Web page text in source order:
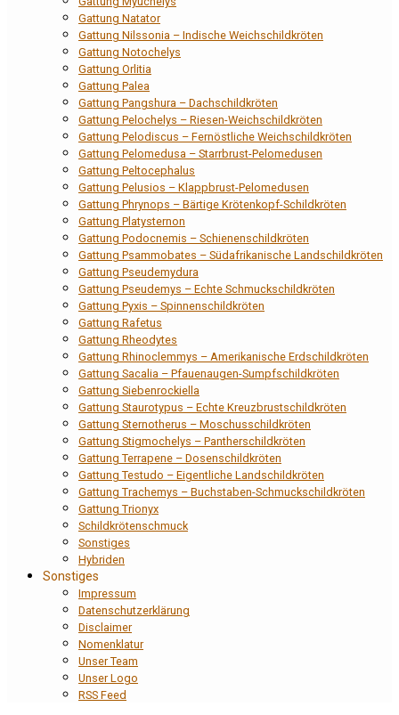
Gattung Natator
Gattung Nilssonia – Indische Weichschildkröten
Gattung Notochelys
Gattung Orlitia
Gattung Palea
Gattung Pangshura – Dachschildkröten
Gattung Pelochelys – Riesen-Weichschildkröten
Gattung Pelodiscus – Fernöstliche Weichschildkröten
Gattung Pelomedusa – Starrbrust-Pelomedusen
Gattung Peltocephalus
Gattung Pelusios – Klappbrust-Pelomedusen
Gattung Phrynops – Bärtige Krötenkopf-Schildkröten
Gattung Platysternon
Gattung Podocnemis – Schienenschildkröten
Gattung Psammobates – Südafrikanische Landschildkröten
Gattung Pseudemydura
Gattung Pseudemys – Echte Schmuckschildkröten
Gattung Pyxis – Spinnenschildkröten
Gattung Rafetus
Gattung Rheodytes
Gattung Rhinoclemmys – Amerikanische Erdschildkröten
Gattung Sacalia – Pfauenaugen-Sumpfschildkröten
Gattung Siebenrockiella
Gattung Staurotypus – Echte Kreuzbrustschildkröten
Gattung Sternotherus – Moschusschildkröten
Gattung Stigmochelys – Pantherschildkröten
Gattung Terrapene – Dosenschildkröten
Gattung Testudo – Eigentliche Landschildkröten
Gattung Trachemys – Buchstaben-Schmuckschildkröten
Gattung Trionyx
Schildkrötenschmuck
Sonstiges
Hybriden
Sonstiges
Impressum
Datenschutzerklärung
Disclaimer
Nomenklatur
Unser Team
Unser Logo
RSS Feed